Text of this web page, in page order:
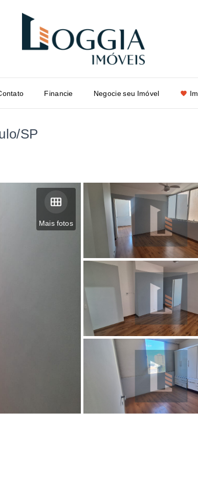
Financie Negocie seu Imóvel
SP
Mais fotos